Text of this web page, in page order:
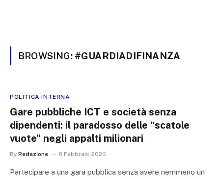
BROWSING: #GUARDIADIFINANZA
POLITICA INTERNA
Gare pubbliche ICT e società senza
dipendenti: il paradosso delle “scatole
vuote” negli appalti milionari
By Redazione 8 Febbraio 2026
Partecipare a una gara pubblica senza avere nemmeno un